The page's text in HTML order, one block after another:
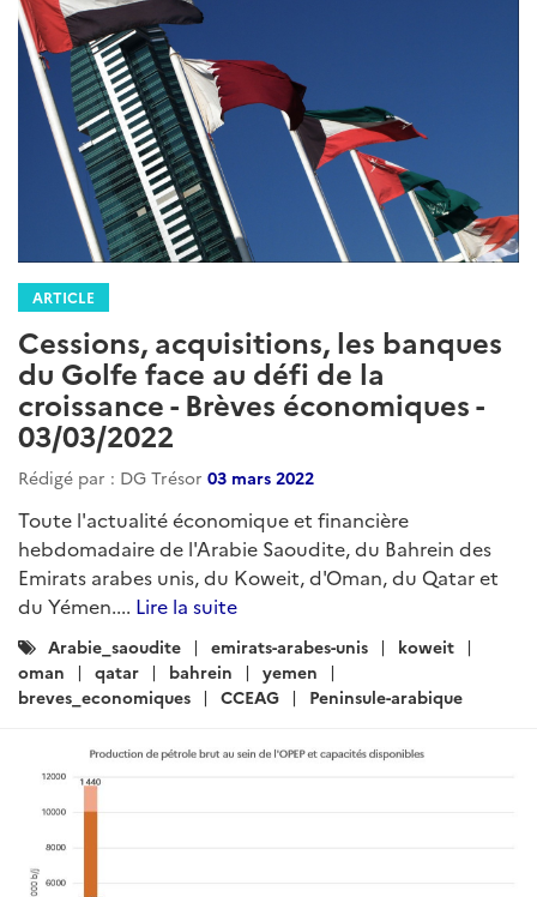
ARTICLE
Cessions, acquisitions, les banques
du Golfe face au défi de la
croissance - Brèves économiques -
03/03/2022
Rédigé par : DG Trésor 03 mars 2022
Toute l'actualité économique et financière
hebdomadaire de l'Arabie Saoudite, du Bahrein des
Emirats arabes unis, du Koweit, d'Oman, du Qatar et
du Yémen.... Lire la suite
Catégories
:
Arabie_saoudite emirats-arabes-unis
koweit
oman
qatar bahrein
yemen
breves_economiques
CCEAG Peninsule-arabique